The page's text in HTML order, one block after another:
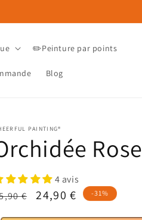
✏️Peinture par points
Blog
PAINTING®
Rose
4 avis
€
Prix
24,90 € -31%